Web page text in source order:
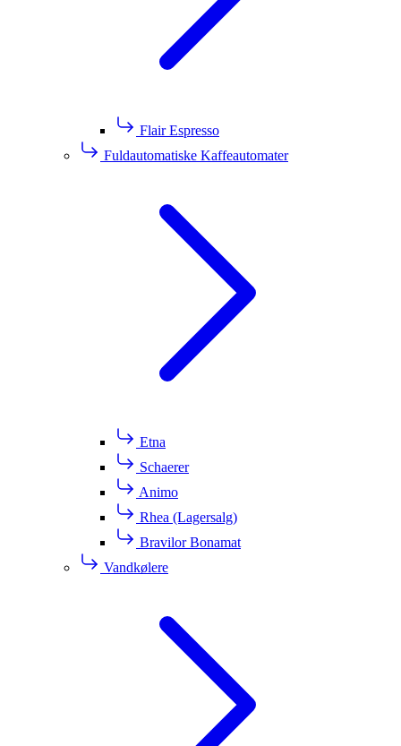
Flair Espresso
Fuldautomatiske Kaffeautomater
Etna
Schaerer
Animo
Rhea (Lagersalg)
Bravilor Bonamat
Vandkølere